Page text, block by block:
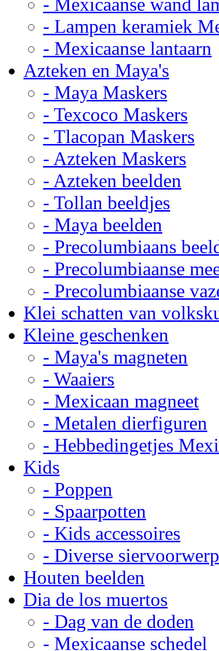
- Lampen keramiek
- Mexicaanse lantaarn
Azteken en Maya's
- Maya Maskers
- Texcoco Maskers
- Tlacopan Maskers
- Azteken Maskers
- Azteken beelden
- Tollan beeldjes
- Maya beelden
- Precolumbiaans
- Precolumbiaanse
- Precolumbiaanse
Klei schatten van
Kleine geschenken
- Maya's magneten
- Waaiers
- Mexicaan magneet
- Metalen dierfiguren
- Hebbedingetjes
Kids
- Poppen
- Spaarpotten
- Kids accessoires
- Diverse
Houten beelden
Dia de los muertos
- Dag van de doden
- Mexicaanse schedel